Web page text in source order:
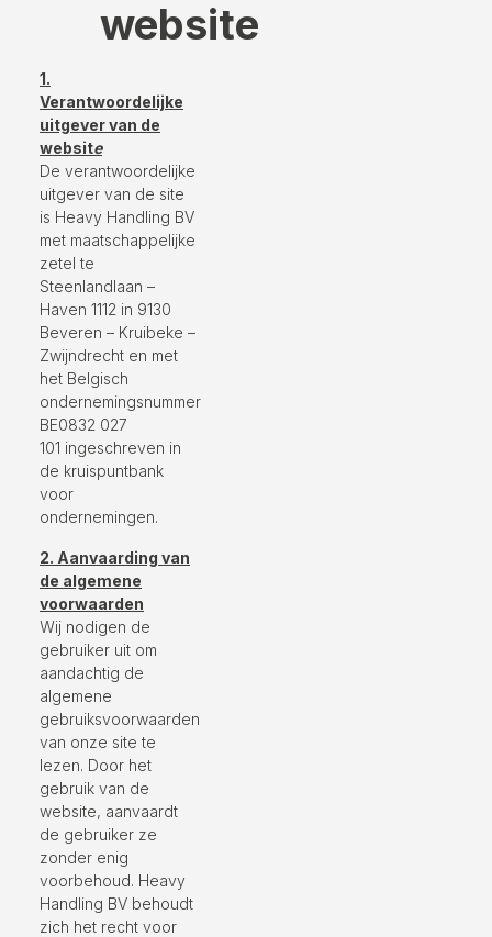
website
1.
Verantwoordelijke
uitgever van de
website
De verantwoordelijke
uitgever van de site
is Heavy Handling BV
met maatschappelijke
zetel te
Steenlandlaan –
Haven 1112 in 9130
Beveren – Kruibeke –
Zwijndrecht en met
het Belgisch
ondernemingsnummer
BE0832 027
101 ingeschreven in
de kruispuntbank
voor
ondernemingen.
2. Aanvaarding van
de algemene
voorwaarden
Wij nodigen de
gebruiker uit om
aandachtig de
algemene
gebruiksvoorwaarden
van onze site te
lezen. Door het
gebruik van de
website, aanvaardt
de gebruiker ze
zonder enig
voorbehoud. Heavy
Handling BV behoudt
zich het recht voor